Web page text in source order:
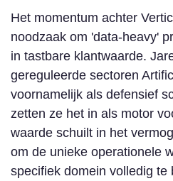
Het momentum achter
noodzaak om 'data-heavy'
in tastbare klantwaarde.
gereguleerde sectoren
voornamelijk als defensief
zetten ze het in als motor
waarde schuilt in het
om de unieke operationele
specifiek domein volledig te